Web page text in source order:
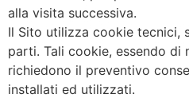
alla visita successiva.
Il Sito utilizza cookie tecnici,
parti. Tali cookie, essendo di
richiedono il preventivo
installati ed utilizzati.